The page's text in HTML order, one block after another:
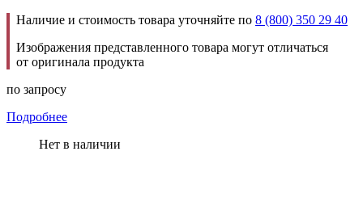
Наличие и стоимость товара уточняйте по 8 (800) 350 29 40
Изображения представленного товара могут отличаться
от оригинала продукта
по запросу
Подробнее
Нет в наличии